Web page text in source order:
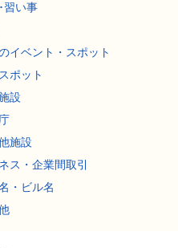
習い事
イベント・スポット
ポット
設
施設
ス・企業間取引
・ビル名